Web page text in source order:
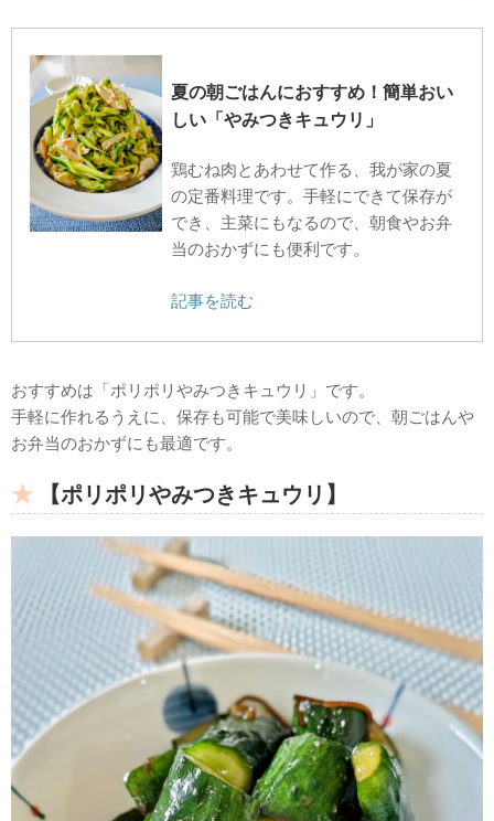
夏の朝ごはんにおすすめ！簡単おい
しい「やみつきキュウリ」
鶏むね肉とあわせて作る、我が家の夏
の定番料理です。手軽にできて保存が
でき、主菜にもなるので、朝食やお弁
当のおかずにも便利です。
記事を読む
おすすめは「ポリポリやみつきキュウリ」です。
手軽に作れるうえに、保存も可能で美味しいので、朝ごはんや
お弁当のおかずにも最適です。
【ポリポリやみつきキュウリ】